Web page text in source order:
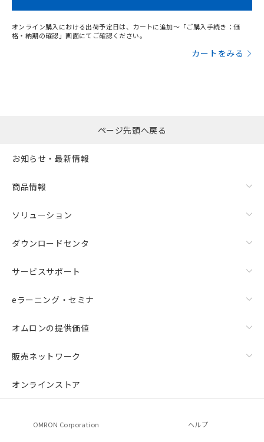
オンライン購入における出荷予定日は、カートに追加～「ご購入手続き：価
格・納期の確認」画面にてご確認ください。
カートをみる
ページ先頭へ戻る
お知らせ・最新情報
商品情報
ソリューション
ダウンロードセンタ
サービスサポート
eラーニング・セミナ
オムロンの提供価値
販売ネットワーク
オンラインストア
OMRON Corporation ヘルプ